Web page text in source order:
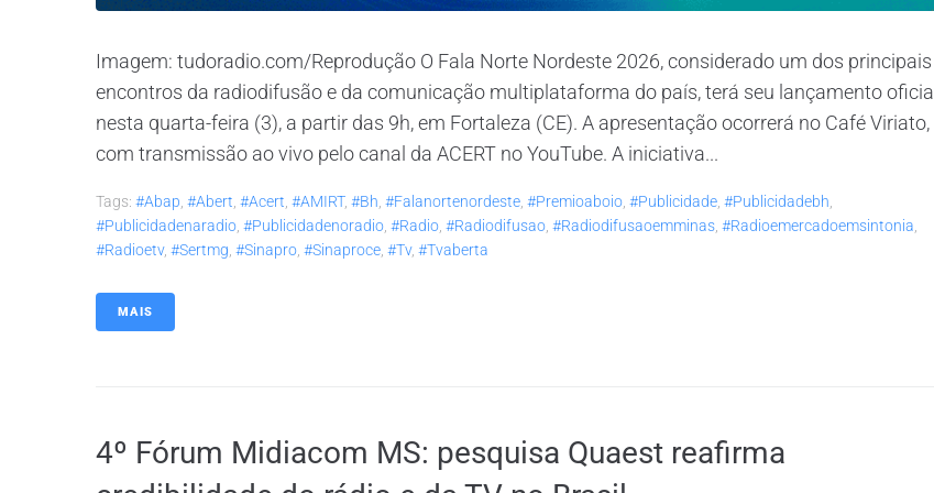
Imagem: tudoradio.com/Reprodução O Fala Norte Nordeste 2026, considerado um dos principais
encontros da radiodifusão e da comunicação multiplataforma do país, terá seu lançamento oficial
nesta quarta-feira (3), a partir das 9h, em Fortaleza (CE). A apresentação ocorrerá no Café Viriato,
com transmissão ao vivo pelo canal da ACERT no YouTube. A iniciativa...
Tags: #abap, #abert, #acert, #AMIRT, #bh, #falanortenordeste, #premioaboio, #publicidade, #publicidadebh,
#publicidadenaradio, #publicidadenoradio, #radio, #radiodifusao, #radiodifusaoemminas, #radioemercadoemsintonia,
#radioetv, #sertmg, #sinapro, #sinaproce, #tv, #tvaberta
MAIS
4º Fórum Midiacom MS: pesquisa Quaest reafirma